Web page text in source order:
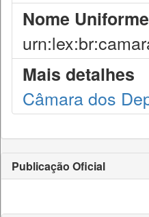
Nome Uniforme
Mais detalhes
Câmara dos
Publicação Oficial